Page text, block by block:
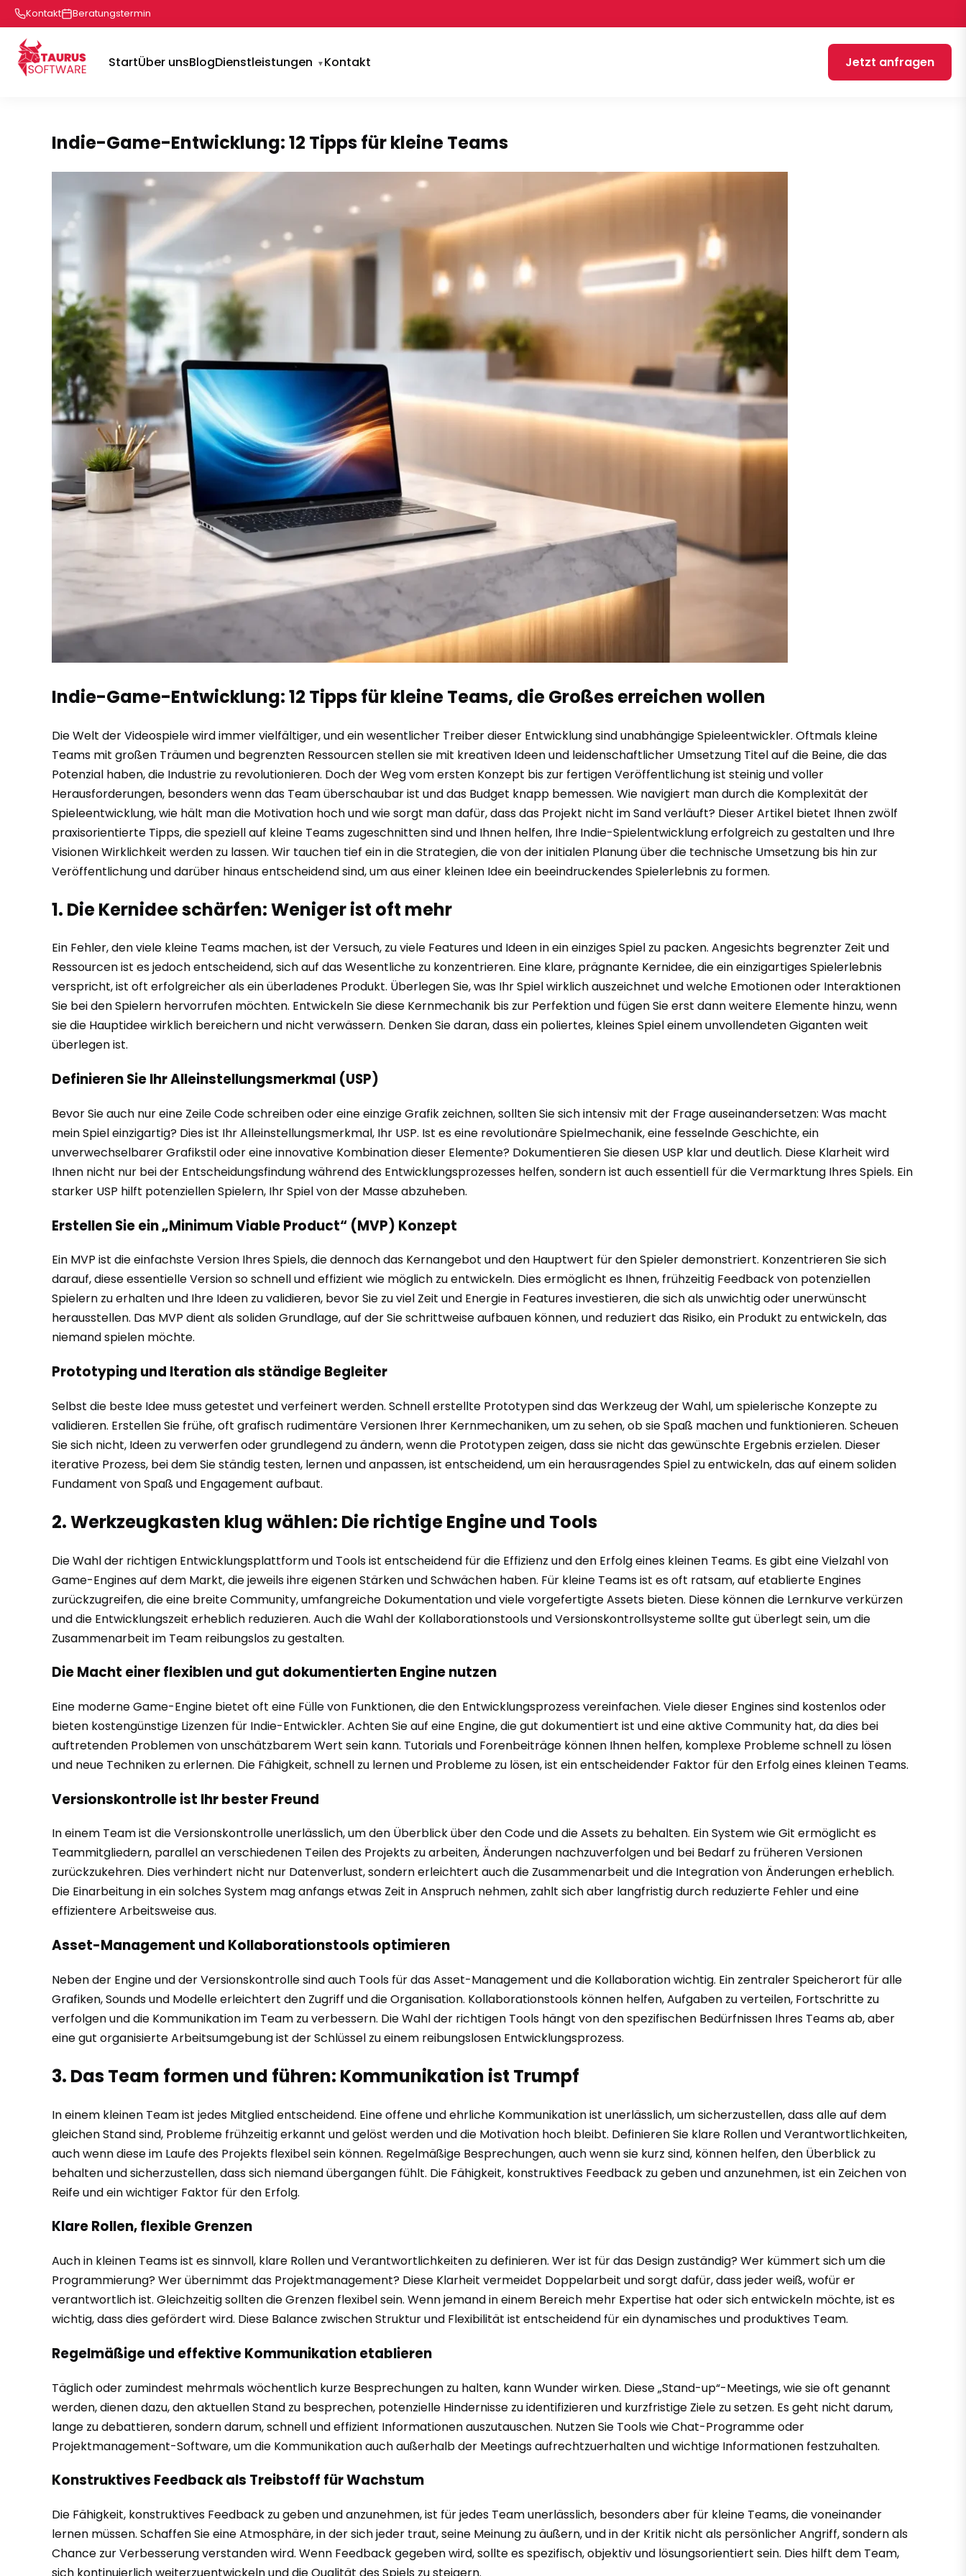
Kontakt Beratungstermin
StartÜber unsBlogDienstleistungen Kontakt Jetzt anfragen
Indie-Game-Entwicklung: 12 Tipps für kleine Teams
Indie-Game-Entwicklung: 12 Tipps für kleine Teams, die Großes erreichen wollen
Die Welt der Videospiele wird immer vielfältiger, und ein wesentlicher Treiber dieser Entwicklung sind unabhängige Spieleentwickler. Oftmals kleine
Teams mit großen Träumen und begrenzten Ressourcen stellen sie mit kreativen Ideen und leidenschaftlicher Umsetzung Titel auf die Beine, die das
Potenzial haben, die Industrie zu revolutionieren. Doch der Weg vom ersten Konzept bis zur fertigen Veröffentlichung ist steinig und voller
Herausforderungen, besonders wenn das Team überschaubar ist und das Budget knapp bemessen. Wie navigiert man durch die Komplexität der
Spieleentwicklung, wie hält man die Motivation hoch und wie sorgt man dafür, dass das Projekt nicht im Sand verläuft? Dieser Artikel bietet Ihnen zwölf
praxisorientierte Tipps, die speziell auf kleine Teams zugeschnitten sind und Ihnen helfen, Ihre Indie-Spielentwicklung erfolgreich zu gestalten und Ihre
Visionen Wirklichkeit werden zu lassen. Wir tauchen tief ein in die Strategien, die von der initialen Planung über die technische Umsetzung bis hin zur
Veröffentlichung und darüber hinaus entscheidend sind, um aus einer kleinen Idee ein beeindruckendes Spielerlebnis zu formen.
1. Die Kernidee schärfen: Weniger ist oft mehr
Ein Fehler, den viele kleine Teams machen, ist der Versuch, zu viele Features und Ideen in ein einziges Spiel zu packen. Angesichts begrenzter Zeit und
Ressourcen ist es jedoch entscheidend, sich auf das Wesentliche zu konzentrieren. Eine klare, prägnante Kernidee, die ein einzigartiges Spielerlebnis
verspricht, ist oft erfolgreicher als ein überladenes Produkt. Überlegen Sie, was Ihr Spiel wirklich auszeichnet und welche Emotionen oder Interaktionen
Sie bei den Spielern hervorrufen möchten. Entwickeln Sie diese Kernmechanik bis zur Perfektion und fügen Sie erst dann weitere Elemente hinzu, wenn
sie die Hauptidee wirklich bereichern und nicht verwässern. Denken Sie daran, dass ein poliertes, kleines Spiel einem unvollendeten Giganten weit
überlegen ist.
Definieren Sie Ihr Alleinstellungsmerkmal (USP)
Bevor Sie auch nur eine Zeile Code schreiben oder eine einzige Grafik zeichnen, sollten Sie sich intensiv mit der Frage auseinandersetzen: Was macht
mein Spiel einzigartig? Dies ist Ihr Alleinstellungsmerkmal, Ihr USP. Ist es eine revolutionäre Spielmechanik, eine fesselnde Geschichte, ein
unverwechselbarer Grafikstil oder eine innovative Kombination dieser Elemente? Dokumentieren Sie diesen USP klar und deutlich. Diese Klarheit wird
Ihnen nicht nur bei der Entscheidungsfindung während des Entwicklungsprozesses helfen, sondern ist auch essentiell für die Vermarktung Ihres Spiels. Ein
starker USP hilft potenziellen Spielern, Ihr Spiel von der Masse abzuheben.
Erstellen Sie ein „Minimum Viable Product“ (MVP) Konzept
Ein MVP ist die einfachste Version Ihres Spiels, die dennoch das Kernangebot und den Hauptwert für den Spieler demonstriert. Konzentrieren Sie sich
darauf, diese essentielle Version so schnell und effizient wie möglich zu entwickeln. Dies ermöglicht es Ihnen, frühzeitig Feedback von potenziellen
Spielern zu erhalten und Ihre Ideen zu validieren, bevor Sie zu viel Zeit und Energie in Features investieren, die sich als unwichtig oder unerwünscht
herausstellen. Das MVP dient als soliden Grundlage, auf der Sie schrittweise aufbauen können, und reduziert das Risiko, ein Produkt zu entwickeln, das
niemand spielen möchte.
Prototyping und Iteration als ständige Begleiter
Selbst die beste Idee muss getestet und verfeinert werden. Schnell erstellte Prototypen sind das Werkzeug der Wahl, um spielerische Konzepte zu
validieren. Erstellen Sie frühe, oft grafisch rudimentäre Versionen Ihrer Kernmechaniken, um zu sehen, ob sie Spaß machen und funktionieren. Scheuen
Sie sich nicht, Ideen zu verwerfen oder grundlegend zu ändern, wenn die Prototypen zeigen, dass sie nicht das gewünschte Ergebnis erzielen. Dieser
iterative Prozess, bei dem Sie ständig testen, lernen und anpassen, ist entscheidend, um ein herausragendes Spiel zu entwickeln, das auf einem soliden
Fundament von Spaß und Engagement aufbaut.
2. Werkzeugkasten klug wählen: Die richtige Engine und Tools
Die Wahl der richtigen Entwicklungsplattform und Tools ist entscheidend für die Effizienz und den Erfolg eines kleinen Teams. Es gibt eine Vielzahl von
Game-Engines auf dem Markt, die jeweils ihre eigenen Stärken und Schwächen haben. Für kleine Teams ist es oft ratsam, auf etablierte Engines
zurückzugreifen, die eine breite Community, umfangreiche Dokumentation und viele vorgefertigte Assets bieten. Diese können die Lernkurve verkürzen
und die Entwicklungszeit erheblich reduzieren. Auch die Wahl der Kollaborationstools und Versionskontrollsysteme sollte gut überlegt sein, um die
Zusammenarbeit im Team reibungslos zu gestalten.
Die Macht einer flexiblen und gut dokumentierten Engine nutzen
Eine moderne Game-Engine bietet oft eine Fülle von Funktionen, die den Entwicklungsprozess vereinfachen. Viele dieser Engines sind kostenlos oder
bieten kostengünstige Lizenzen für Indie-Entwickler. Achten Sie auf eine Engine, die gut dokumentiert ist und eine aktive Community hat, da dies bei
auftretenden Problemen von unschätzbarem Wert sein kann. Tutorials und Forenbeiträge können Ihnen helfen, komplexe Probleme schnell zu lösen
und neue Techniken zu erlernen. Die Fähigkeit, schnell zu lernen und Probleme zu lösen, ist ein entscheidender Faktor für den Erfolg eines kleinen Teams.
Versionskontrolle ist Ihr bester Freund
In einem Team ist die Versionskontrolle unerlässlich, um den Überblick über den Code und die Assets zu behalten. Ein System wie Git ermöglicht es
Teammitgliedern, parallel an verschiedenen Teilen des Projekts zu arbeiten, Änderungen nachzuverfolgen und bei Bedarf zu früheren Versionen
zurückzukehren. Dies verhindert nicht nur Datenverlust, sondern erleichtert auch die Zusammenarbeit und die Integration von Änderungen erheblich.
Die Einarbeitung in ein solches System mag anfangs etwas Zeit in Anspruch nehmen, zahlt sich aber langfristig durch reduzierte Fehler und eine
effizientere Arbeitsweise aus.
Asset-Management und Kollaborationstools optimieren
Neben der Engine und der Versionskontrolle sind auch Tools für das Asset-Management und die Kollaboration wichtig. Ein zentraler Speicherort für alle
Grafiken, Sounds und Modelle erleichtert den Zugriff und die Organisation. Kollaborationstools können helfen, Aufgaben zu verteilen, Fortschritte zu
verfolgen und die Kommunikation im Team zu verbessern. Die Wahl der richtigen Tools hängt von den spezifischen Bedürfnissen Ihres Teams ab, aber
eine gut organisierte Arbeitsumgebung ist der Schlüssel zu einem reibungslosen Entwicklungsprozess.
3. Das Team formen und führen: Kommunikation ist Trumpf
In einem kleinen Team ist jedes Mitglied entscheidend. Eine offene und ehrliche Kommunikation ist unerlässlich, um sicherzustellen, dass alle auf dem
gleichen Stand sind, Probleme frühzeitig erkannt und gelöst werden und die Motivation hoch bleibt. Definieren Sie klare Rollen und Verantwortlichkeiten,
auch wenn diese im Laufe des Projekts flexibel sein können. Regelmäßige Besprechungen, auch wenn sie kurz sind, können helfen, den Überblick zu
behalten und sicherzustellen, dass sich niemand übergangen fühlt. Die Fähigkeit, konstruktives Feedback zu geben und anzunehmen, ist ein Zeichen von
Reife und ein wichtiger Faktor für den Erfolg.
Klare Rollen, flexible Grenzen
Auch in kleinen Teams ist es sinnvoll, klare Rollen und Verantwortlichkeiten zu definieren. Wer ist für das Design zuständig? Wer kümmert sich um die
Programmierung? Wer übernimmt das Projektmanagement? Diese Klarheit vermeidet Doppelarbeit und sorgt dafür, dass jeder weiß, wofür er
verantwortlich ist. Gleichzeitig sollten die Grenzen flexibel sein. Wenn jemand in einem Bereich mehr Expertise hat oder sich entwickeln möchte, ist es
wichtig, dass dies gefördert wird. Diese Balance zwischen Struktur und Flexibilität ist entscheidend für ein dynamisches und produktives Team.
Regelmäßige und effektive Kommunikation etablieren
Täglich oder zumindest mehrmals wöchentlich kurze Besprechungen zu halten, kann Wunder wirken. Diese „Stand-up“-Meetings, wie sie oft genannt
werden, dienen dazu, den aktuellen Stand zu besprechen, potenzielle Hindernisse zu identifizieren und kurzfristige Ziele zu setzen. Es geht nicht darum,
lange zu debattieren, sondern darum, schnell und effizient Informationen auszutauschen. Nutzen Sie Tools wie Chat-Programme oder
Projektmanagement-Software, um die Kommunikation auch außerhalb der Meetings aufrechtzuerhalten und wichtige Informationen festzuhalten.
Konstruktives Feedback als Treibstoff für Wachstum
Die Fähigkeit, konstruktives Feedback zu geben und anzunehmen, ist für jedes Team unerlässlich, besonders aber für kleine Teams, die voneinander
lernen müssen. Schaffen Sie eine Atmosphäre, in der sich jeder traut, seine Meinung zu äußern, und in der Kritik nicht als persönlicher Angriff, sondern als
Chance zur Verbesserung verstanden wird. Wenn Feedback gegeben wird, sollte es spezifisch, objektiv und lösungsorientiert sein. Dies hilft dem Team,